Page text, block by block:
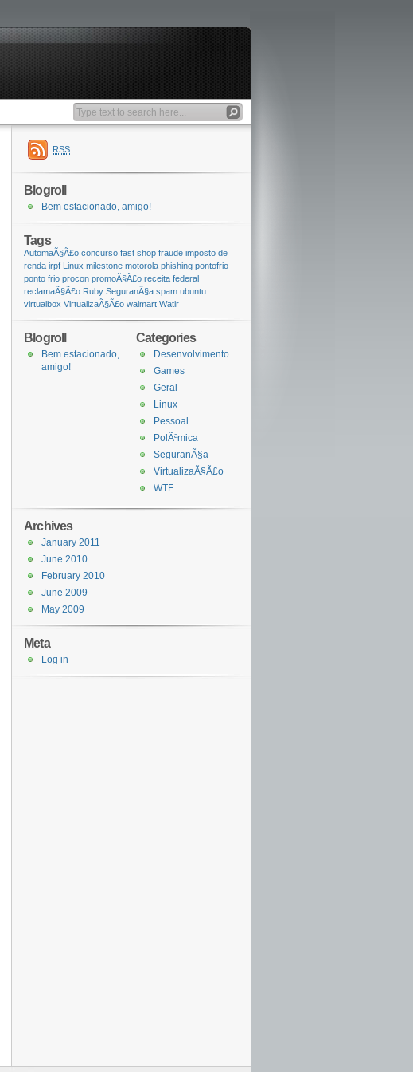
RSS
Blogroll
Bem estacionado, amigo!
Tags
AutomaÃ§Ã£o concurso fast shop fraude imposto de
renda irpf Linux milestone motorola phishing pontofrio
ponto frio procon promoÃ§Ã£o receita federal
reclamaÃ§Ã£o Ruby SeguranÃ§a spam ubuntu
virtualbox VirtualizaÃ§Ã£o walmart Watir
Categories
Desenvolvimento
Games
Geral
Linux
Pessoal
PolÃªmica
SeguranÃ§a
VirtualizaÃ§Ã£o
WTF
Blogroll
Bem estacionado,
amigo!
Archives
January 2011
June 2010
February 2010
June 2009
May 2009
Meta
Log in